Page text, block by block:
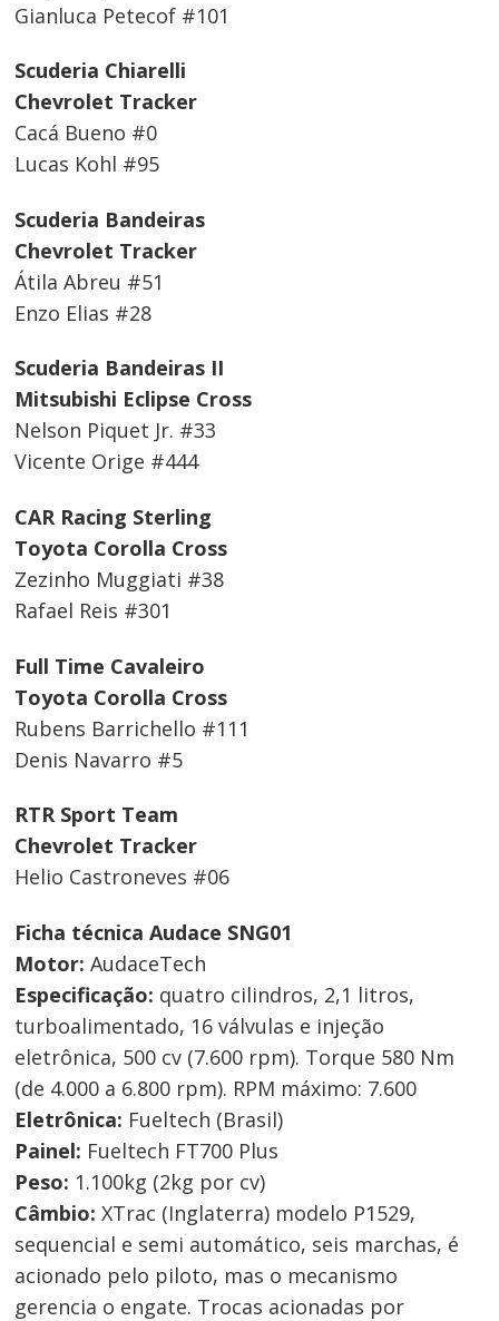
Gianluca Petecof #101
Scuderia Chiarelli
Chevrolet Tracker
Cacá Bueno #0
Lucas Kohl #95
Scuderia Bandeiras
Chevrolet Tracker
Átila Abreu #51
Enzo Elias #28
Scuderia Bandeiras II
Mitsubishi Eclipse Cross
Nelson Piquet Jr. #33
Vicente Orige #444
CAR Racing Sterling
Toyota Corolla Cross
Zezinho Muggiati #38
Rafael Reis #301
Full Time Cavaleiro
Toyota Corolla Cross
Rubens Barrichello #111
Denis Navarro #5
RTR Sport Team
Chevrolet Tracker
Helio Castroneves #06
Ficha técnica Audace SNG01
Motor: AudaceTech
Especificação: quatro cilindros, 2,1 litros,
turboalimentado, 16 válvulas e injeção
eletrônica, 500 cv (7.600 rpm). Torque 580 Nm
(de 4.000 a 6.800 rpm). RPM máximo: 7.600
Eletrônica: Fueltech (Brasil)
Painel: Fueltech FT700 Plus
Peso: 1.100kg (2kg por cv)
Câmbio: XTrac (Inglaterra) modelo P1529,
sequencial e semi automático, seis marchas, é
acionado pelo piloto, mas o mecanismo
gerencia o engate. Trocas acionadas por